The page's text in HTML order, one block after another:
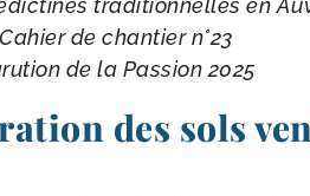
Cahier de chan­tier n°23
de la Passion 2025
des sols